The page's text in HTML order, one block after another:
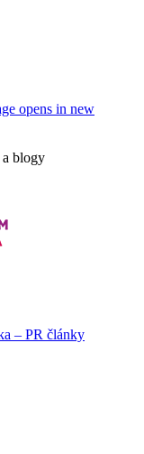
opens in new
a blogy
– PR články